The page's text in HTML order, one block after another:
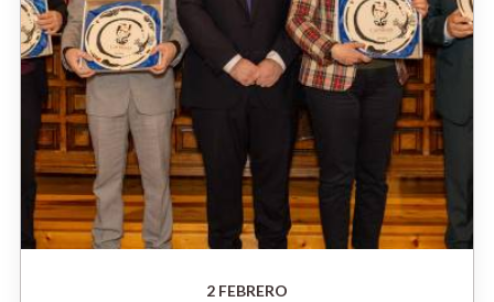
2 FEBRERO